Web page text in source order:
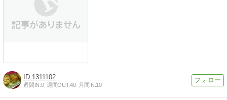
1311102
週間IN:0 週間OUT:40 月間IN:10